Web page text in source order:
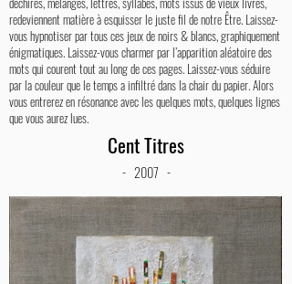
redeviennent matière à esquisser le juste fil de notre Être. Laissez-
vous hypnotiser par tous ces jeux de noirs & blancs, graphiquement
énigmatiques. Laissez-vous charmer par l’apparition aléatoire des
mots qui courent tout au long de ces pages. Laissez-vous séduire
par la couleur que le temps a infiltré dans la chair du papier. Alors
vous entrerez en résonance avec les quelques mots, quelques lignes
que vous aurez lues.
Cent Titres
- 2007 -